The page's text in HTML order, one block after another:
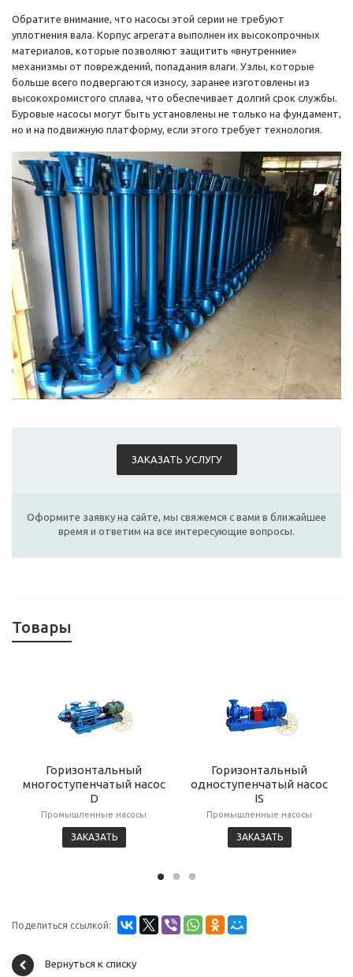
Обратите внимание, что насосы этой серии не требуют
уплотнения вала. Корпус агрегата выполнен их высокопрочных
материалов, которые позволяют защитить «внутренние»
механизмы от повреждений, попадания влаги. Узлы, которые
больше всего подвергаются износу, заранее изготовлены из
высокохромистого сплава, что обеспечивает долгий срок службы.
Буровые насосы могут быть установлены не только на фундамент,
но и на подвижную платформу, если этого требует технология.
ЗАКАЗАТЬ УСЛУГУ
Оформите заявку на сайте, мы свяжемся с вами в ближайшее
время и ответим на все интересующие вопросы.
Товары
Горизонтальный
многоступенчатый насос
D
Промышленные насосы
ЗАКАЗАТЬ
Горизонтальный
одноступенчатый насос
IS
Промышленные насосы
ЗАКАЗАТЬ
Поделиться ссылкой:
Вернуться к списку